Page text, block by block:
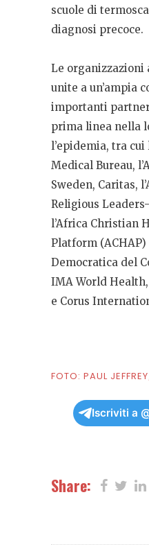
scuole di
diagnosi precoce.
Le organizzazioni
unite a un’ampia
importanti
prima linea nella
l’epidemia, tra cui
Medical Bureau,
Sweden, Caritas,
Religious
l’Africa Christian
Platform
Democratica del
IMA World
e Corus
FOTO: PAUL
Iscriviti a
Share: